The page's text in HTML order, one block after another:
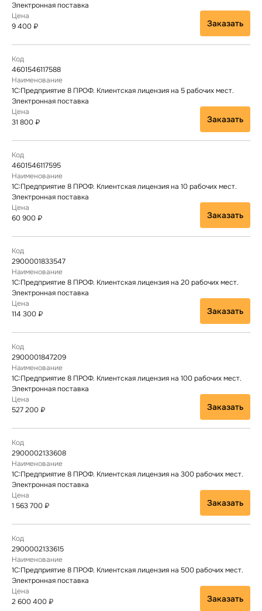
Электронная поставка
9 400 ₽ Заказать
4601546117588
1С:Предприятие 8 ПРОФ. Клиентская лицензия на 5 рабочих мест.
Электронная поставка
31 800 ₽ Заказать
4601546117595
1С:Предприятие 8 ПРОФ. Клиентская лицензия на 10 рабочих мест.
Электронная поставка
60 900 ₽ Заказать
2900001833547
1С:Предприятие 8 ПРОФ. Клиентская лицензия на 20 рабочих мест.
Электронная поставка
114 300 ₽ Заказать
2900001847209
1С:Предприятие 8 ПРОФ. Клиентская лицензия на 100 рабочих мест.
Электронная поставка
527 200 ₽ Заказать
2900002133608
1С:Предприятие 8 ПРОФ. Клиентская лицензия на 300 рабочих мест.
Электронная поставка
1 563 700 ₽ Заказать
2900002133615
1С:Предприятие 8 ПРОФ. Клиентская лицензия на 500 рабочих мест.
Электронная поставка
2 600 400 ₽ Заказать